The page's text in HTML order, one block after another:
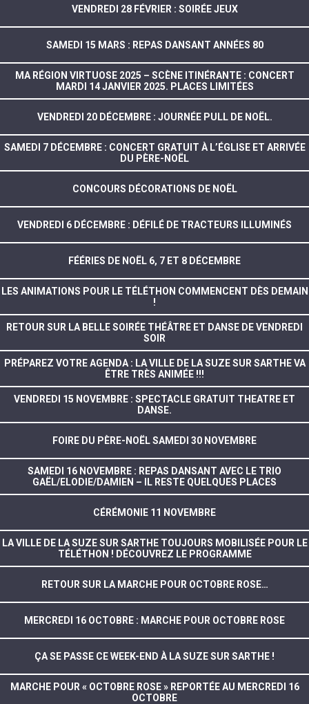
VENDREDI 28 FÉVRIER : SOIRÉE JEUX
SAMEDI 15 MARS : REPAS DANSANT ANNÉES 80
MA RÉGION VIRTUOSE 2025 – SCÈNE ITINÉRANTE : CONCERT
MARDI 14 JANVIER 2025. PLACES LIMITÉES
VENDREDI 20 DÉCEMBRE : JOURNÉE PULL DE NOËL.
SAMEDI 7 DÉCEMBRE : CONCERT GRATUIT À L’ÉGLISE ET ARRIVÉE
DU PÈRE-NOËL
CONCOURS DÉCORATIONS DE NOËL
VENDREDI 6 DÉCEMBRE : DÉFILÉ DE TRACTEURS ILLUMINÉS
FÉÉRIES DE NOËL 6, 7 ET 8 DÉCEMBRE
LES ANIMATIONS POUR LE TÉLÉTHON COMMENCENT DÈS DEMAIN
!
RETOUR SUR LA BELLE SOIRÉE THÉÂTRE ET DANSE DE VENDREDI
SOIR
PRÉPAREZ VOTRE AGENDA : LA VILLE DE LA SUZE SUR SARTHE VA
ÊTRE TRÈS ANIMÉE !!!
VENDREDI 15 NOVEMBRE : SPECTACLE GRATUIT THEATRE ET
DANSE.
FOIRE DU PÈRE-NOËL SAMEDI 30 NOVEMBRE
SAMEDI 16 NOVEMBRE : REPAS DANSANT AVEC LE TRIO
GAËL/ELODIE/DAMIEN – IL RESTE QUELQUES PLACES
CÉRÉMONIE 11 NOVEMBRE
LA VILLE DE LA SUZE SUR SARTHE TOUJOURS MOBILISÉE POUR LE
TÉLÉTHON ! DÉCOUVREZ LE PROGRAMME
RETOUR SUR LA MARCHE POUR OCTOBRE ROSE…
MERCREDI 16 OCTOBRE : MARCHE POUR OCTOBRE ROSE
ÇA SE PASSE CE WEEK-END À LA SUZE SUR SARTHE !
MARCHE POUR « OCTOBRE ROSE » REPORTÉE AU MERCREDI 16
OCTOBRE